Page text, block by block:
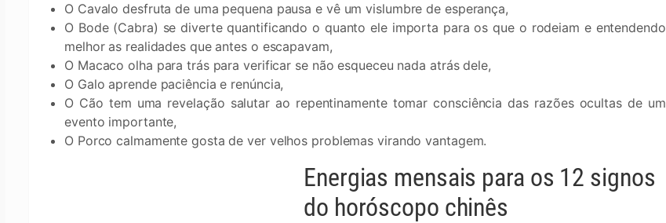
O Cavalo desfruta de uma pequena pausa e vê um vislumbre de esperança,
O Bode (Cabra) se diverte quantificando o quanto ele importa para os que o rodeiam e entendendo
melhor as realidades que antes o escapavam,
O Macaco olha para trás para verificar se não esqueceu nada atrás dele,
O Galo aprende paciência e renúncia,
O Cão tem uma revelação salutar ao repentinamente tomar consciência das razões ocultas de um
evento importante,
O Porco calmamente gosta de ver velhos problemas virando vantagem.
Energias mensais para os 12 signos
do horóscopo chinês